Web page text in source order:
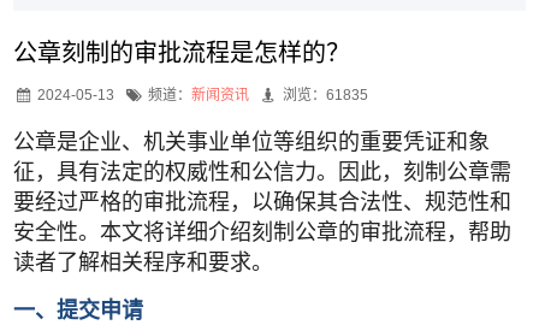
公章刻制的审批流程是怎样的？
2024-05-13 频道： 新闻资讯 浏览：61835
公章是企业、机关事业单位等组织的重要凭证和象
征，具有法定的权威性和公信力。因此，刻制公章需
要经过严格的审批流程，以确保其合法性、规范性和
安全性。本文将详细介绍刻制公章的审批流程，帮助
读者了解相关程序和要求。
一、提交申请